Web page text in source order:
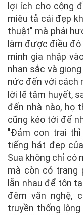
lợi ích cho cộng
miêu tả cái đẹp
thuật" mà phải
làm được điều
mình gia nhập
nhan sắc và
nức đến với cách
lời lẽ tâm huyết,
đến nhà nào, họ
cũng kéo tới để
"Đám con trai
tiếng hát đẹp
Sua không chỉ có
mà còn có trang
lẫn nhau để tôn
đêm văn nghệ,
truyền thống